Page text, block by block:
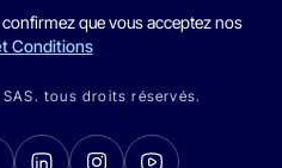
que vous acceptez nos
Conditions
tous droits réservés.